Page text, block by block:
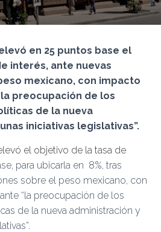
E
G
en 25 puntos base el
interés, ante nuevas
mexicano, con impacto
preocupación de los
de la nueva
iniciativas legislativas”.
el objetivo de la tasa de
para ubicarla en 8%, tras
sobre el peso mexicano, con
“la preocupación de los
de la nueva administración y